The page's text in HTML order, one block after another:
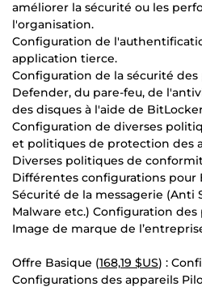
améliorer la sécurité ou les
l'organisation.
Configuration de
application tierce.
Configuration de la sécurité
Defender, du pare-feu, de
des disques à l'aide de
Configuration de diverses
et politiques de protection des
Diverses politiques de
Différentes configurations pour
Sécurité de la messagerie (Anti
Malware etc.) Configuration
Image de marque de
Offre Basique (168,19 $US) :
Configurations des appareils